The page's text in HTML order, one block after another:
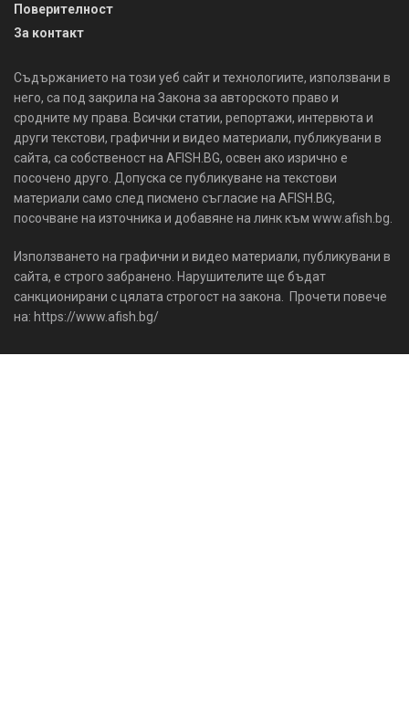
Поверителност
За контакт
Съдържанието на този уеб сайт и технологиите, използвани в
него, са под закрила на Закона за авторското право и
сродните му права. Всички статии, репортажи, интервюта и
други текстови, графични и видео материали, публикувани в
сайта, са собственост на AFISH.BG, освен ако изрично е
посочено друго. Допуска се публикуване на текстови
материали само след писмено съгласие на AFISH.BG,
посочване на източника и добавяне на линк към www.afish.bg.
Използването на графични и видео материали, публикувани в
сайта, е строго забранено. Нарушителите ще бъдат
санкционирани с цялата строгост на закона. Прочети повече
на: https://www.afish.bg/